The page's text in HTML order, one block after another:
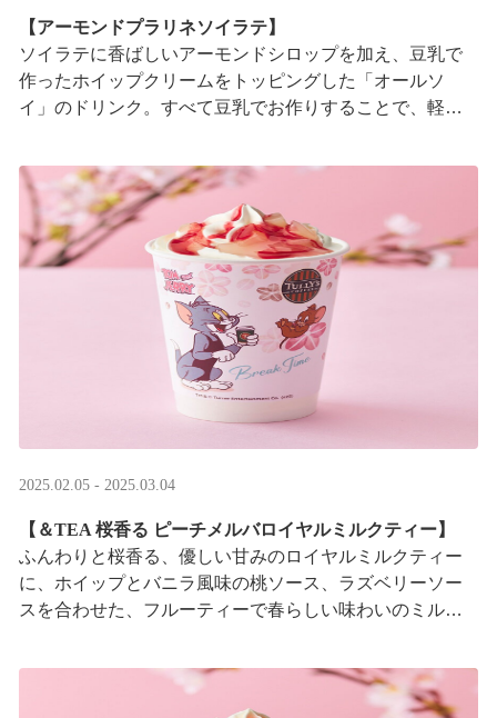
【アーモンドプラリネソイラテ】
ソイラテに香ばしいアーモンドシロップを加え、豆乳で
作ったホイップクリームをトッピングした「オールソ
イ」のドリンク。すべて豆乳でお作りすることで、軽や
2025.02.05 - 2025.03.04
【＆TEA 桜香る ピーチメルバロイヤルミルクティー】
ふんわりと桜香る、優しい甘みのロイヤルミルクティー
に、ホイップとバニラ風味の桃ソース、ラズベリーソー
スを合わせた、フルーティーで春らしい味わいのミルク